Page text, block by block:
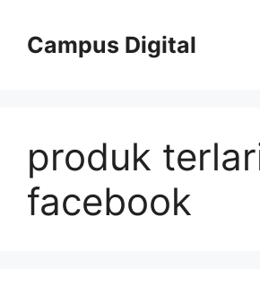
Campus Digital
produk
facebook